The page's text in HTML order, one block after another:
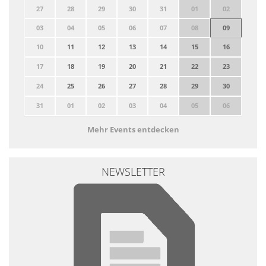
27 28 29 30 31 01 02
03 04 05 06 07 08 09
10 11 12 13 14 15 16
17 18 19 20 21 22 23
24 25 26 27 28 29 30
31 01 02 03 04 05 06
Mehr Events entdecken
NEWSLETTER